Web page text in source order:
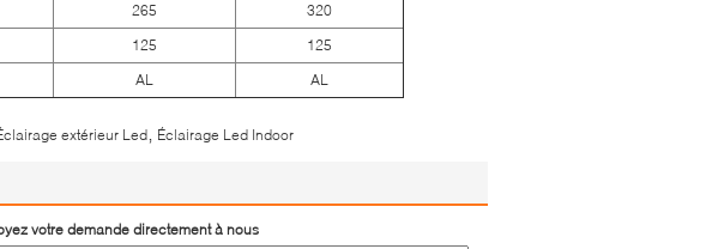
265
320
125
125
AL AL
extérieur Led Éclairage Led Indoor
votre demande directement à nous